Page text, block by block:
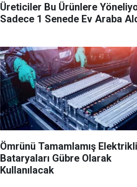
Üreticiler Bu Ürünlere
Sadece 1 Senede Ev Araba
Ömrünü Tamamlamış
Bataryaları Gübre Olarak
Kullanılacak